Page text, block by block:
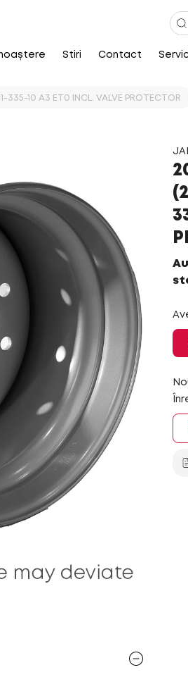
Stiri Contact
10 A3 ET0 INCL. VALVE PROTECTOR